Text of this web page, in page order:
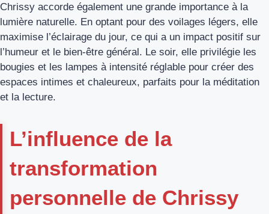
Chrissy accorde également une grande importance à la
lumière naturelle. En optant pour des voilages légers, elle
maximise l’éclairage du jour, ce qui a un impact positif sur
l’humeur et le bien-être général. Le soir, elle privilégie les
bougies et les lampes à intensité réglable pour créer des
espaces intimes et chaleureux, parfaits pour la méditation
et la lecture.
L’influence de la
transformation
personnelle de Chrissy